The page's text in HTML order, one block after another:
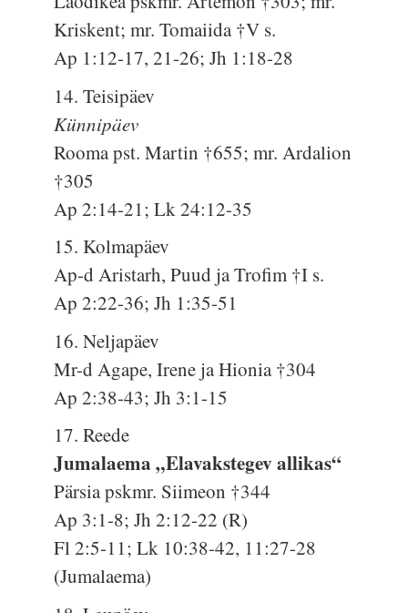
Kriskent; mr. Tomaiida †V s.
Ap 1:12-17, 21-26; Jh 1:18-28
14. Teisipäev
Künnipäev
Rooma pst. Martin †655; mr. Ardalion
†305
Ap 2:14-21; Lk 24:12-35
15. Kolmapäev
Ap-d Aristarh, Puud ja Trofim †I s.
Ap 2:22-36; Jh 1:35-51
16. Neljapäev
Mr-d Agape, Irene ja Hionia †304
Ap 2:38-43; Jh 3:1-15
17. Reede
Jumalaema „Elavakstegev allikas“
Pärsia pskmr. Siimeon †344
Ap 3:1-8; Jh 2:12-22 (R)
Fl 2:5-11; Lk 10:38-42, 11:27-28
(Jumalaema)